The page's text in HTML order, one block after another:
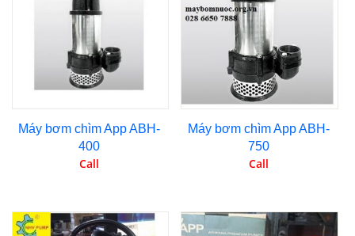
Máy bơm chìm App ABH-
400
Call
Máy bơm chìm App ABH-
750
Call